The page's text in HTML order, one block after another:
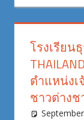
โรงเรียน
ตำแหน่ง
ชาวต่างช